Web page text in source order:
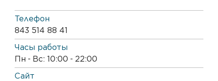
Телефон
843 514 88 41
Часы работы
Пн - Вс: 10:00 - 22:00
Сайт